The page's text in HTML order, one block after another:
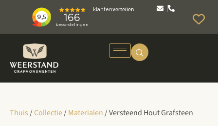
Thuis/ Collectie/ Materialen/ Versteend Hout Grafsteen